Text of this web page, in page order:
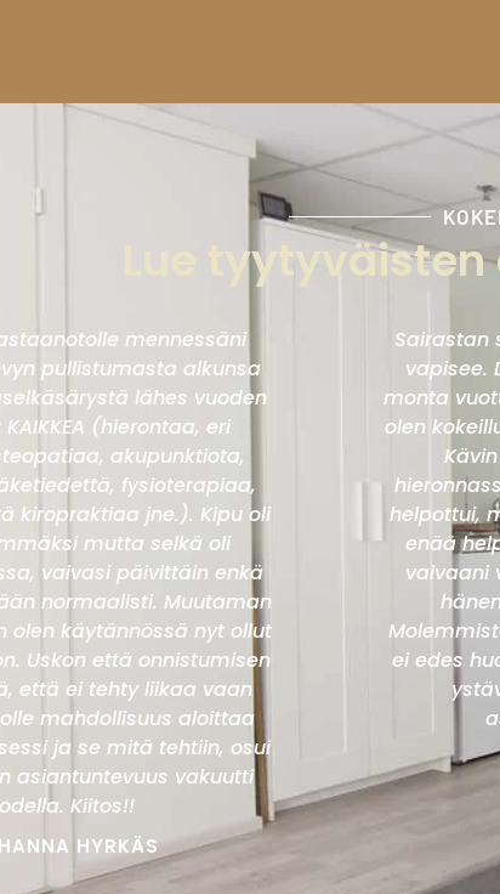
Lue
mennessäni
pullistumasta alkunsa
lähes vuoden
(hierontaa, eri
akupunktiota,
fysioterapiaa,
kiropraktiaa jne.). Kipu oli
mutta selkä oli
vaivasi päivittäin enkä
normaalisti. Muutaman
olen käytännössä nyt ollut
Uskon että onnistumisen
että ei tehty liikaa vaan
mahdollisuus aloittaa
ja se mitä tehtiin, osui
asiantuntevuus vakuutti
Kiitos!!
HYRKÄS
Sairastan
vapisee.
monta
olen
helpottui,
enää
vaivaani
ei edes